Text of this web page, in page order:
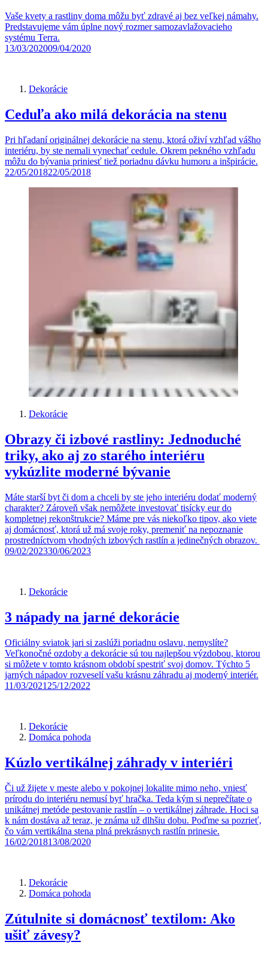
Vaše kvety a rastliny doma môžu byť zdravé aj bez veľkej námahy.
Predstavujeme vám úplne nový rozmer samozavlažovacieho
systému Terra.
13/03/202009/04/2020
Dekorácie
Ceduľa ako milá dekorácia na stenu
Pri hľadaní originálnej dekorácie na stenu, ktorá oživí vzhľad vášho
interiéru, by ste nemali vynechať cedule. Okrem pekného vzhľadu
môžu do bývania priniesť tiež poriadnu dávku humoru a inšpirácie.
22/05/201822/05/2018
Dekorácie
Obrazy či izbové rastliny: Jednoduché
triky, ako aj zo starého interiéru
vykúzlite moderné bývanie
Máte starší byt či dom a chceli by ste jeho interiéru dodať moderný
charakter? Zároveň však nemôžete investovať tisícky eur do
kompletnej rekonštrukcie? Máme pre vás niekoľko tipov, ako viete
aj domácnosť, ktorá už má svoje roky, premeniť na nepoznanie
prostredníctvom vhodných izbových rastlín a jedinečných obrazov.
09/02/202330/06/2023
Dekorácie
3 nápady na jarné dekorácie
Oficiálny sviatok jari si zaslúži poriadnu oslavu, nemyslíte?
Veľkonočné ozdoby a dekorácie sú tou najlepšou výzdobou, ktorou
si môžete v tomto krásnom období spestriť svoj domov. Týchto 5
jarných nápadov rozveselí vašu krásnu záhradu aj moderný interiér.
11/03/2021 25/12/2022
Dekorácie
Domáca pohoda
Kúzlo vertikálnej záhrady v interiéri
Či už žijete v meste alebo v pokojnej lokalite mimo neho, vniesť
prírodu do interiéru nemusí byť hračka. Teda kým si neprečítate o
unikátnej metóde pestovanie rastlín – o vertikálnej záhrade. Hoci sa
k nám dostáva až teraz, je známa už dlhšiu dobu. Poďme sa pozrieť,
čo vám vertikálna stena plná prekrásnych rastlín prinesie.
16/02/201813/08/2020
Dekorácie
Domáca pohoda
Zútulnite si domácnosť textilom: Ako
ušiť závesy?